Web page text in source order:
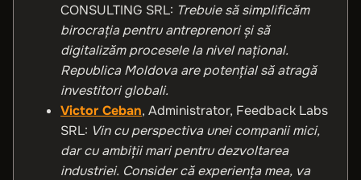
CONSULTING SRL: Trebuie să simplificăm
birocrația pentru antreprenori și să
digitalizăm procesele la nivel național.
Republica Moldova are potențial să atragă
investitori globali.
Victor Ceban, Administrator, Feedback Labs
SRL: Vin cu perspectiva unei companii mici,
dar cu ambiții mari pentru dezvoltarea
industriei. Consider că experiența mea, va